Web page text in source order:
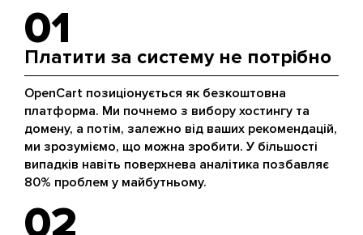
01
Платити за систему не потрібно
OpenCart позиціонується як безкоштовна
платформа. Ми почнемо з вибору хостингу та
домену, а потім, залежно від ваших рекомендацій,
ми зрозуміємо, що можна зробити. У більшості
випадків навіть поверхнева аналітика позбавляє
80% проблем у майбутньому.
02